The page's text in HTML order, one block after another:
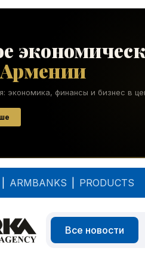
ARMBANKS PRODUCTS
Все новости